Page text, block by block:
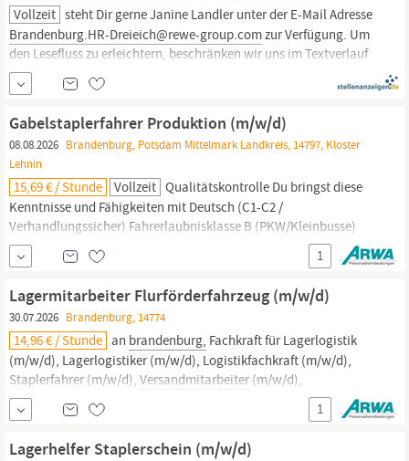
Vollzeit steht Dir gerne Janine Landler unter der E-Mail Adresse
Brandenburg.HR-Dreieich@rewe-group.comzur Verfügung. Um
den Lesefluss zu erleichtern, beschränken wir uns im Textverlauf
auf männliche Bezeichnungen. Wir betonen ausdrücklich, dass
bei uns alle Menschen - unabhängig von
Geschlecht/geschlechtlicher Identität, ethnischer Herkunft und
Gabelstaplerfahrer Produktion (m/w/d)
08.08.2026 Brandenburg, Potsdam Mittelmark Landkreis, 14797, Kloster
Lehnin
15,69 € / Stunde Vollzeit Qualitätskontrolle Du bringst diese
Kenntnisse und Fähigkeiten mit Deutsch (C1-C2 /
Verhandlungssicher) Fahrerlaubnisklasse B (PKW/Kleinbusse)
(Wünschenswert) Mit Berufserfahrung Lernbereitschaft
Sorgfalt/Genauigkeit Zuverlässigkeit Du hast noch Fragen zum
Job? Kontaktiere uns unter 0 33 81 / 7 98 33 - 0 oder per E-Mail an
brandenburg, ...
1
Lagermitarbeiter Flurförderfahrzeug (m/w/d)
30.07.2026 Brandenburg, 14774
14,96 € / Stunde an brandenburg, Fachkraft für Lagerlogistik
(m/w/d), Lagerlogistiker (m/w/d), Logistikfachkraft (m/w/d),
Staplerfahrer (m/w/d), Versandmitarbeiter (m/w/d),
Kommissionierer (m/w/d) oder Lagerist (m/w/d) Nutze die
Chance und bewirb Dich jetzt! Mit Deiner Bewerbung erklärst Du
Dich mit den Datenschutzrichtlinien der Firma ARWA...
1
Lagerhelfer Staplerschein (m/w/d)